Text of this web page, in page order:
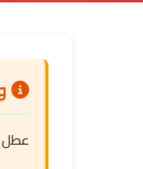
عطل